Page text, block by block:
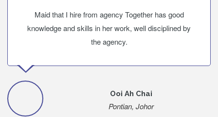
Maid that I hire from agency Together has good
knowledge and skills in her work, well disciplined by
the agency.
Ooi Ah Chai
Pontian, Johor